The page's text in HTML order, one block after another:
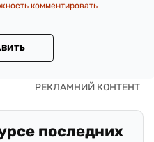
комментировать
последних